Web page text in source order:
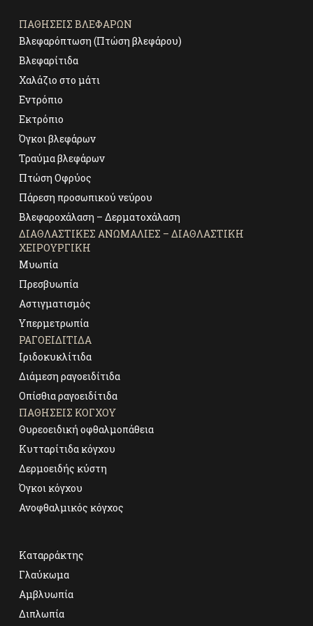
ΠΑΘΉΣΕΙΣ ΒΛΕΦΆΡΩΝ
Βλεφαρόπτωση (Πτώση βλεφάρου)
Βλεφαρίτιδα
Χαλάζιο στο μάτι
Εντρόπιο
Εκτρόπιο
Όγκοι βλεφάρων
Τραύμα βλεφάρων
Πτώση Οφρύος
Πάρεση προσωπικού νεύρου
Βλεφαροχάλαση – Δερματοχάλαση
ΔΙΑΘΛΑΣΤΙΚΈΣ ΑΝΩΜΑΛΊΕΣ – ΔΙΑΘΛΑΣΤΙΚΉ
ΧΕΙΡΟΥΡΓΙΚΉ
Μυωπία
Πρεσβυωπία
Αστιγματισμός
Υπερμετρωπία
ΡΑΓΟΕΙΔΊΤΙΔΑ
Ιριδοκυκλίτιδα
Διάμεση ραγοειδίτιδα
Οπίσθια ραγοειδίτιδα
ΠΑΘΉΣΕΙΣ ΚΌΓΧΟΥ
Θυρεοειδική οφθαλμοπάθεια
Κυτταρίτιδα κόγχου
Δερμοειδής κύστη
Όγκοι κόγχου
Ανοφθαλμικός κόγχος
Καταρράκτης
Γλαύκωμα
Αμβλυωπία
Διπλωπία